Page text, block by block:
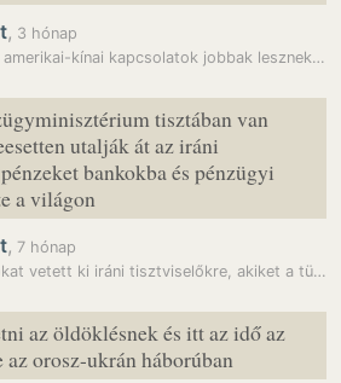
, 3 hónap
Trump szerint az amerikai-kínai kapcsolatok jobbak lesznek, mint…
tisztában van
utalják át az iráni
bankokba és pénzügyi
a világon
, 7 hónap
Az USA szankciókat vetett ki iráni tisztviselőkre, akiket a tüntetések…
az öldöklésnek és itt az idő az
orosz-ukrán háborúban